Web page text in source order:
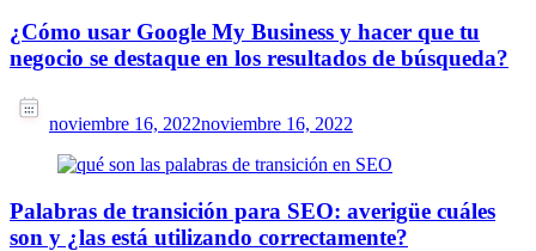
¿Cómo usar Google My Business y hacer que tu
negocio se destaque en los resultados de búsqueda?
noviembre 16, 2022noviembre 16, 2022
Palabras de transición para SEO: averigüe cuáles
son y ¿las está utilizando correctamente?